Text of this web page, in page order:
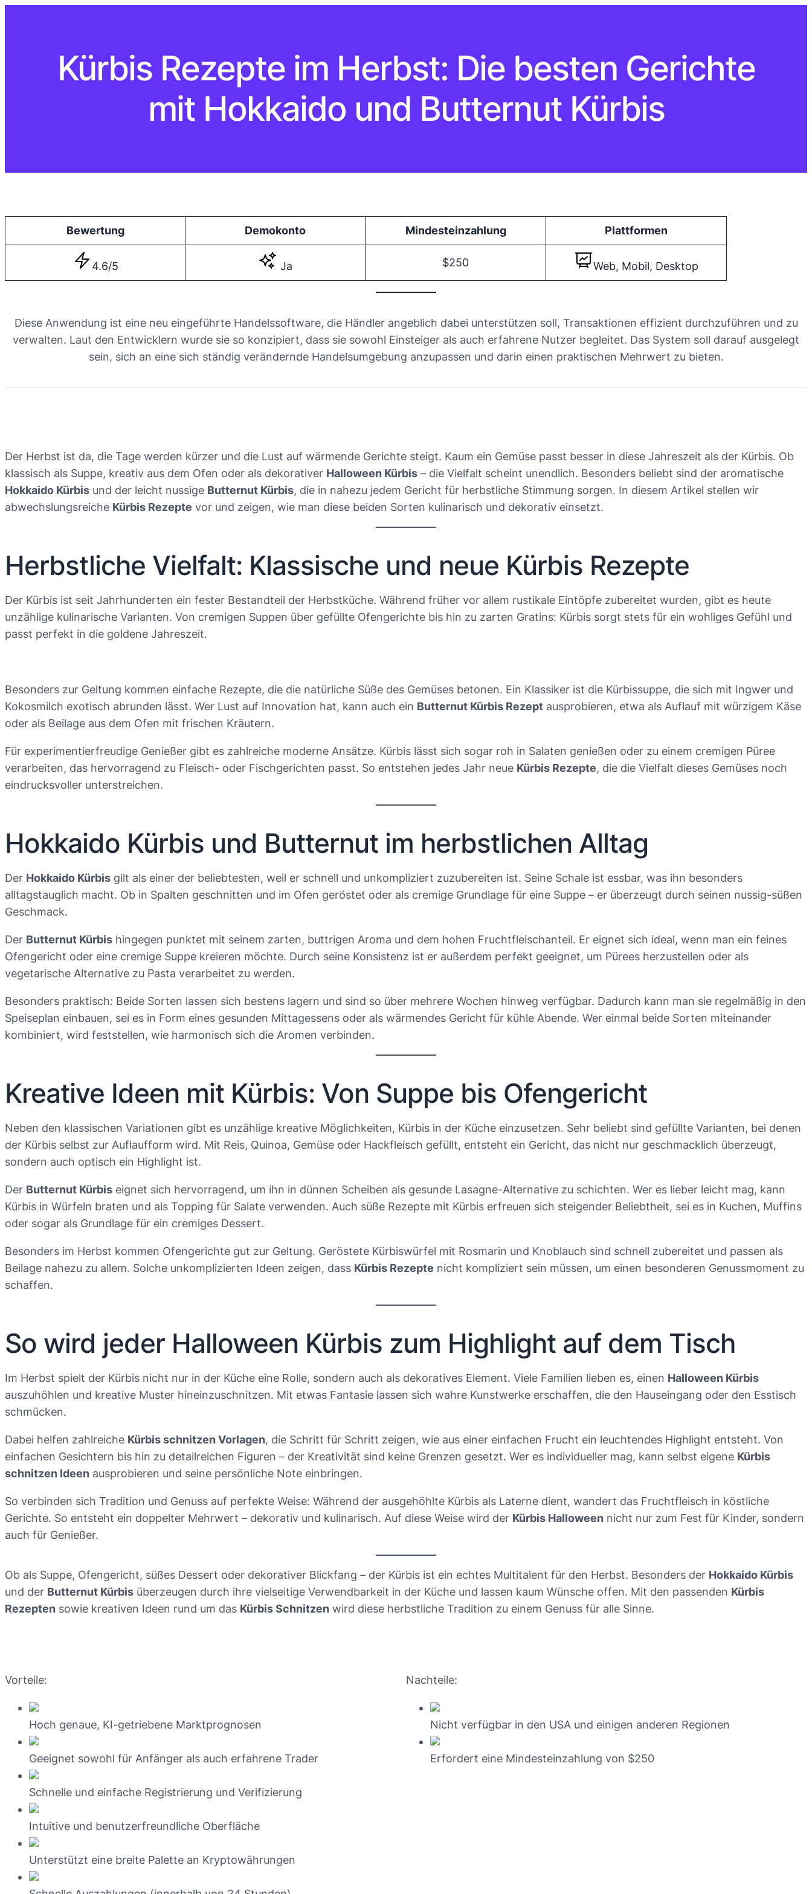
Kürbis Rezepte im Herbst: Die besten Gerichte
mit Hokkaido und Butternut Kürbis
Bewertung Demokonto Mindest­einzahlung Plattformen
4.6/5 Ja $250 Web, Mobil, Desktop
Diese Anwendung ist eine neu eingeführte Handelssoftware, die Händler angeblich dabei unterstützen soll, Transaktionen effizient durchzuführen und zu
verwalten. Laut den Entwicklern wurde sie so konzipiert, dass sie sowohl Einsteiger als auch erfahrene Nutzer begleitet. Das System soll darauf ausgelegt
sein, sich an eine sich ständig verändernde Handelsumgebung anzupassen und darin einen praktischen Mehrwert zu bieten.
Der Herbst ist da, die Tage werden kürzer und die Lust auf wärmende Gerichte steigt. Kaum ein Gemüse passt besser in diese Jahreszeit als der Kürbis. Ob
klassisch als Suppe, kreativ aus dem Ofen oder als dekorativer Halloween Kürbis – die Vielfalt scheint unendlich. Besonders beliebt sind der aromatische
Hokkaido Kürbis und der leicht nussige Butternut Kürbis, die in nahezu jedem Gericht für herbstliche Stimmung sorgen. In diesem Artikel stellen wir
abwechslungsreiche Kürbis Rezepte vor und zeigen, wie man diese beiden Sorten kulinarisch und dekorativ einsetzt.
Herbstliche Vielfalt: Klassische und neue Kürbis Rezepte
Der Kürbis ist seit Jahrhunderten ein fester Bestandteil der Herbstküche. Während früher vor allem rustikale Eintöpfe zubereitet wurden, gibt es heute
unzählige kulinarische Varianten. Von cremigen Suppen über gefüllte Ofengerichte bis hin zu zarten Gratins: Kürbis sorgt stets für ein wohliges Gefühl und
passt perfekt in die goldene Jahreszeit.
Besonders zur Geltung kommen einfache Rezepte, die die natürliche Süße des Gemüses betonen. Ein Klassiker ist die Kürbissuppe, die sich mit Ingwer und
Kokosmilch exotisch abrunden lässt. Wer Lust auf Innovation hat, kann auch ein Butternut Kürbis Rezept ausprobieren, etwa als Auflauf mit würzigem Käse
oder als Beilage aus dem Ofen mit frischen Kräutern.
Für experimentierfreudige Genießer gibt es zahlreiche moderne Ansätze. Kürbis lässt sich sogar roh in Salaten genießen oder zu einem cremigen Püree
verarbeiten, das hervorragend zu Fleisch- oder Fischgerichten passt. So entstehen jedes Jahr neue Kürbis Rezepte, die die Vielfalt dieses Gemüses noch
eindrucksvoller unterstreichen.
Hokkaido Kürbis und Butternut im herbstlichen Alltag
Der Hokkaido Kürbis gilt als einer der beliebtesten, weil er schnell und unkompliziert zuzubereiten ist. Seine Schale ist essbar, was ihn besonders
alltagstauglich macht. Ob in Spalten geschnitten und im Ofen geröstet oder als cremige Grundlage für eine Suppe – er überzeugt durch seinen nussig-süßen
Geschmack.
Der Butternut Kürbis hingegen punktet mit seinem zarten, buttrigen Aroma und dem hohen Fruchtfleischanteil. Er eignet sich ideal, wenn man ein feines
Ofengericht oder eine cremige Suppe kreieren möchte. Durch seine Konsistenz ist er außerdem perfekt geeignet, um Pürees herzustellen oder als
vegetarische Alternative zu Pasta verarbeitet zu werden.
Besonders praktisch: Beide Sorten lassen sich bestens lagern und sind so über mehrere Wochen hinweg verfügbar. Dadurch kann man sie regelmäßig in den
Speiseplan einbauen, sei es in Form eines gesunden Mittagessens oder als wärmendes Gericht für kühle Abende. Wer einmal beide Sorten miteinander
kombiniert, wird feststellen, wie harmonisch sich die Aromen verbinden.
Kreative Ideen mit Kürbis: Von Suppe bis Ofengericht
Neben den klassischen Variationen gibt es unzählige kreative Möglichkeiten, Kürbis in der Küche einzusetzen. Sehr beliebt sind gefüllte Varianten, bei denen
der Kürbis selbst zur Auflaufform wird. Mit Reis, Quinoa, Gemüse oder Hackfleisch gefüllt, entsteht ein Gericht, das nicht nur geschmacklich überzeugt,
sondern auch optisch ein Highlight ist.
Der Butternut Kürbis eignet sich hervorragend, um ihn in dünnen Scheiben als gesunde Lasagne-Alternative zu schichten. Wer es lieber leicht mag, kann
Kürbis in Würfeln braten und als Topping für Salate verwenden. Auch süße Rezepte mit Kürbis erfreuen sich steigender Beliebtheit, sei es in Kuchen, Muffins
oder sogar als Grundlage für ein cremiges Dessert.
Besonders im Herbst kommen Ofengerichte gut zur Geltung. Geröstete Kürbiswürfel mit Rosmarin und Knoblauch sind schnell zubereitet und passen als
Beilage nahezu zu allem. Solche unkomplizierten Ideen zeigen, dass Kürbis Rezepte nicht kompliziert sein müssen, um einen besonderen Genussmoment zu
schaffen.
So wird jeder Halloween Kürbis zum Highlight auf dem Tisch
Im Herbst spielt der Kürbis nicht nur in der Küche eine Rolle, sondern auch als dekoratives Element. Viele Familien lieben es, einen Halloween Kürbis
auszuhöhlen und kreative Muster hineinzuschnitzen. Mit etwas Fantasie lassen sich wahre Kunstwerke erschaffen, die den Hauseingang oder den Esstisch
schmücken.
Dabei helfen zahlreiche Kürbis schnitzen Vorlagen, die Schritt für Schritt zeigen, wie aus einer einfachen Frucht ein leuchtendes Highlight entsteht. Von
einfachen Gesichtern bis hin zu detailreichen Figuren – der Kreativität sind keine Grenzen gesetzt. Wer es individueller mag, kann selbst eigene Kürbis
schnitzen Ideen ausprobieren und seine persönliche Note einbringen.
So verbinden sich Tradition und Genuss auf perfekte Weise: Während der ausgehöhlte Kürbis als Laterne dient, wandert das Fruchtfleisch in köstliche
Gerichte. So entsteht ein doppelter Mehrwert – dekorativ und kulinarisch. Auf diese Weise wird der Kürbis Halloween nicht nur zum Fest für Kinder, sondern
auch für Genießer.
Ob als Suppe, Ofengericht, süßes Dessert oder dekorativer Blickfang – der Kürbis ist ein echtes Multitalent für den Herbst. Besonders der Hokkaido Kürbis
und der Butternut Kürbis überzeugen durch ihre vielseitige Verwendbarkeit in der Küche und lassen kaum Wünsche offen. Mit den passenden Kürbis
Rezepten sowie kreativen Ideen rund um das Kürbis Schnitzen wird diese herbstliche Tradition zu einem Genuss für alle Sinne.
Vorteile:
Hoch genaue, KI-getriebene Marktprognosen
Geeignet sowohl für Anfänger als auch erfahrene Trader
Schnelle und einfache Registrierung und Verifizierung
Intuitive und benutzerfreundliche Oberfläche
Unterstützt eine breite Palette an Kryptowährungen
Nachteile:
Nicht verfügbar in den USA und einigen anderen Regionen
Erfordert eine Mindesteinzahlung von $250